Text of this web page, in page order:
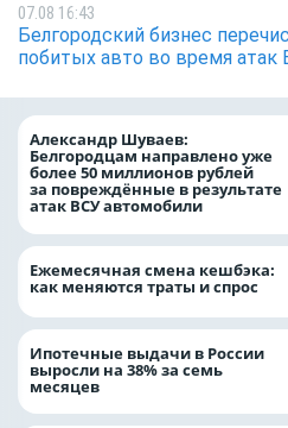
07.08 16:43
Белгородский бизнес
побитых авто во время
Александр Шуваев:
Белгородцам направлено уже
более 50 миллионов рублей
за повреждённые в результате
атак ВСУ автомобили
Ежемесячная смена кешбэка:
как меняются траты и спрос
Ипотечные выдачи в России
выросли на 38% за семь
месяцев